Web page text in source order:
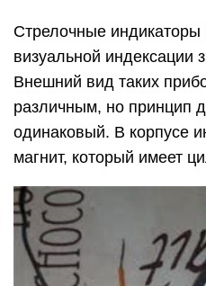
Стрелочные индикаторы
визуальной индексации
Внешний вид таких
различным, но принцип
одинаковый. В корпусе
магнит, который имеет